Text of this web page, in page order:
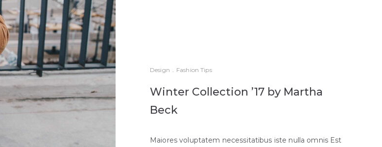
Design . Fashion Tips
Winter Collection ’17 by Martha
Beck
Maiores voluptatem necessitatibus iste nulla omnis Est